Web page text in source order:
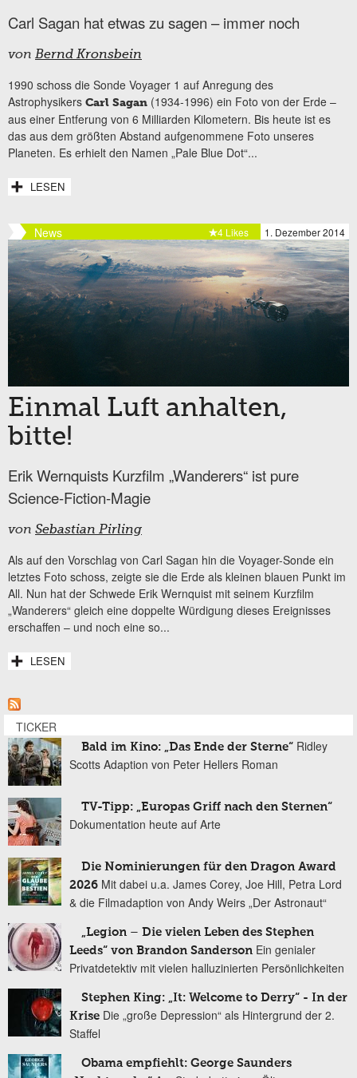
Carl Sagan hat etwas zu sagen – immer noch
von Bernd Kronsbein
1990 schoss die Sonde Voyager 1 auf Anregung des
Astrophysikers Carl Sagan (1934-1996) ein Foto von der Erde –
aus einer Entferung von 6 Milliarden Kilometern. Bis heute ist es
das aus dem größten Abstand aufgenommene Foto unseres
Planeten. Es erhielt den Namen „Pale Blue Dot“...
LESEN
News 1. Dezember 2014
4 Likes
Einmal Luft anhalten,
bitte!
Erik Wernquists Kurzfilm „Wanderers“ ist pure
Science-Fiction-Magie
von Sebastian Pirling
Als auf den Vorschlag von Carl Sagan hin die Voyager-Sonde ein
letztes Foto schoss, zeigte sie die Erde als kleinen blauen Punkt im
All. Nun hat der Schwede Erik Wernquist mit seinem Kurzfilm
„Wanderers“ gleich eine doppelte Würdigung dieses Ereignisses
erschaffen – und noch eine so...
LESEN
TICKER
Bald im Kino: „Das Ende der Sterne“ Ridley
Scotts Adaption von Peter Hellers Roman
TV-Tipp: „Europas Griff nach den Sternen“
Dokumentation heute auf Arte
Die Nominierungen für den Dragon Award
2026 Mit dabei u.a. James Corey, Joe Hill, Petra Lord
& die Filmadaption von Andy Weirs „Der Astronaut“
„Legion – Die vielen Leben des Stephen
Leeds“ von Brandon Sanderson Ein genialer
Privatdetektiv mit vielen halluzinierten Persönlichkeiten
Stephen King: „It: Welcome to Derry“ - In der
Krise Die „große Depression“ als Hintergrund der 2.
Staffel
Obama empfiehlt: George Saunders